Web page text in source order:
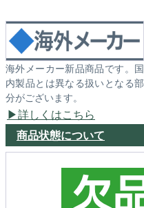
海外メーカー新品商品です。国
内製品とは異なる扱いとなる部
分がございます。
詳しくはこちら
商品状態について